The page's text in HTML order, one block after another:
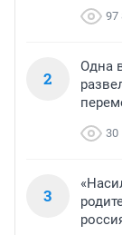
97
2
Одна
30
3